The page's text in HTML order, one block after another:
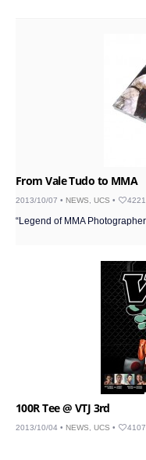
From Vale Tudo to MMA
2013/10/07 • NEWS UCS • 4221
“Legend of MMA
100R Tee @ VTJ 3rd
2013/10/04 • NEWS UCS • 4107